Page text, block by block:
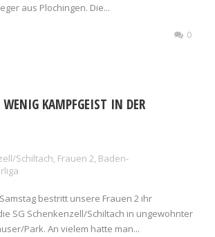
aus Plochingen. Die...
0
KAMPFGEIST IN DER
Schiltach Frauen 2 Baden-
bestritt unsere Frauen 2 ihr
SG Schenkenzell/Schiltach in ungewohnter
Park. An vielem hatte man...